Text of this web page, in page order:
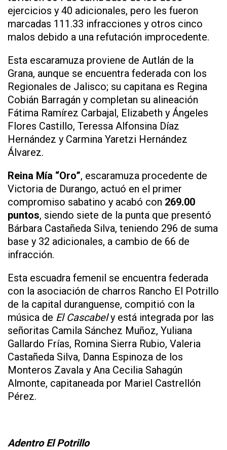
ejercicios y 40 adicionales, pero les fueron
marcadas 111.33 infracciones y otros cinco
malos debido a una refutación improcedente.
Esta escaramuza proviene de Autlán de la
Grana, aunque se encuentra federada con los
Regionales de Jalisco; su capitana es Regina
Cobián Barragán y completan su alineación
Fátima Ramírez Carbajal, Elizabeth y Ángeles
Flores Castillo, Teressa Alfonsina Díaz
Hernández y Carmina Yaretzi Hernández
Álvarez.
Reina Mía “Oro”, escaramuza procedente de
Victoria de Durango, actuó en el primer
compromiso sabatino y acabó con 269.00
puntos, siendo siete de la punta que presentó
Bárbara Castañeda Silva, teniendo 296 de suma
base y 32 adicionales, a cambio de 66 de
infracción.
Esta escuadra femenil se encuentra federada
con la asociación de charros Rancho El Potrillo
de la capital duranguense, compitió con la
música de El Cascabely está integrada por las
señoritas Camila Sánchez Muñoz, Yuliana
Gallardo Frías, Romina Sierra Rubio, Valeria
Castañeda Silva, Danna Espinoza de los
Monteros Zavala y Ana Cecilia Sahagún
Almonte, capitaneada por Mariel Castrellón
Pérez.
Adentro El Potrillo